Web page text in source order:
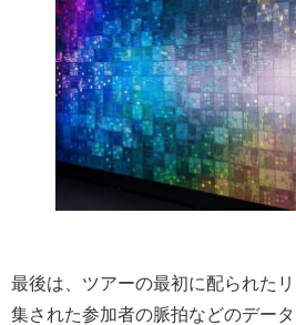
最後は、ツアーの最初に配られた
集された参加者の脈拍などのデー